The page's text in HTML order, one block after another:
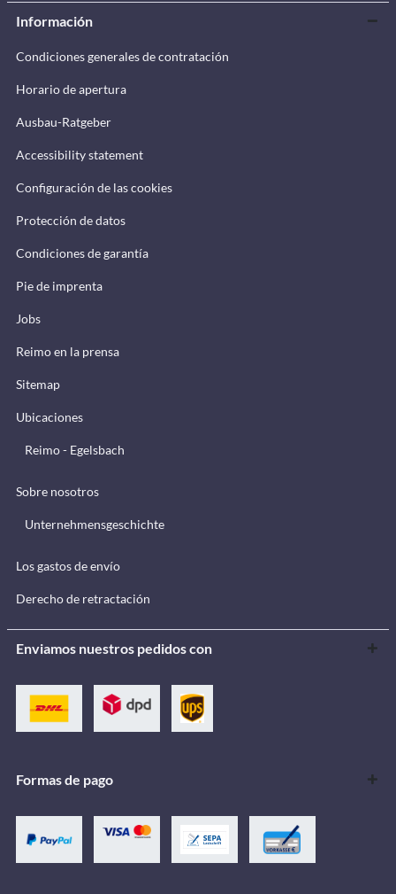
Información
Condiciones generales de contratación
Horario de apertura
Ausbau-Ratgeber
Accessibility statement
Configuración de las cookies
Protección de datos
Condiciones de garantía
Pie de imprenta
Jobs
Reimo en la prensa
Sitemap
Ubicaciones
Reimo - Egelsbach
Sobre nosotros
Unternehmensgeschichte
Los gastos de envío
Derecho de retractación
Enviamos nuestros pedidos con
Formas de pago